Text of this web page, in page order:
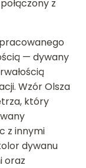
z
— dywany
Wzór Olsza
który
z innymi
dywanu
oraz